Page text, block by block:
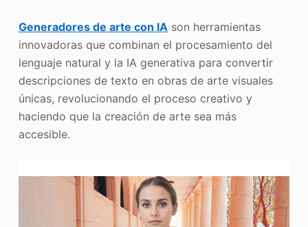
Generadores de arte con IAson herramientas
innovadoras que combinan el procesamiento del
lenguaje natural y la IA generativa para convertir
descripciones de texto en obras de arte visuales
únicas, revolucionando el proceso creativo y
haciendo que la creación de arte sea más
accesible.